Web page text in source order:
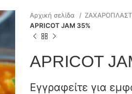
Αρχική σελίδα
APRICOT JAM 35%
APRICOT
Εγγραφείτε για